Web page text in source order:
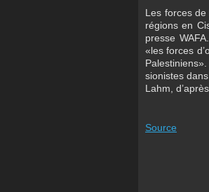
Les forces
régions en
presse
«les forces
sionistes
Lahm,
Source